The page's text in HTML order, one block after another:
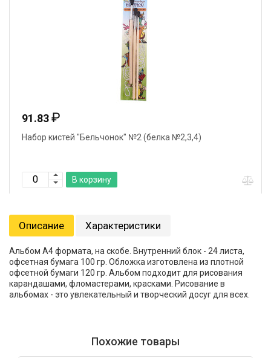
91.83₽
Набор кистей "Бельчонок" №2 (белка №2,3,4)
В корзину
Описание Характеристики
Альбом А4 формата, на скобе. Внутренний блок - 24 листа,
офсетная бумага 100 гр. Обложка изготовлена из плотной
офсетной бумаги 120 гр. Альбом подходит для рисования
карандашами, фломастерами, красками. Рисование в
альбомах - это увлекательный и творческий досуг для всех.
Похожие товары